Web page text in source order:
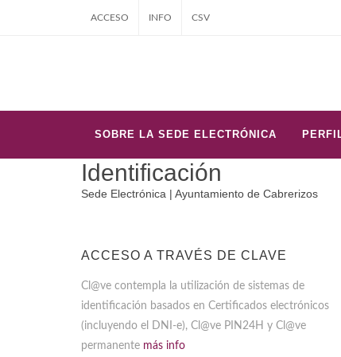
ACCESO INFO CSV
SOBRE LA SEDE ELECTRÓNICA
Identificación
Sede Electrónica | Ayuntamiento de Cabrerizos
ACCESO A TRAVÉS DE CLAVE
Cl@ve contempla la utilización de sistemas de
identificación basados en Certificados electrónicos
(incluyendo el DNI-e), Cl@ve PIN24H y Cl@ve
permanente más info